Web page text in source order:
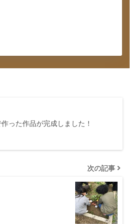
った作品が完成しました！
次の記事